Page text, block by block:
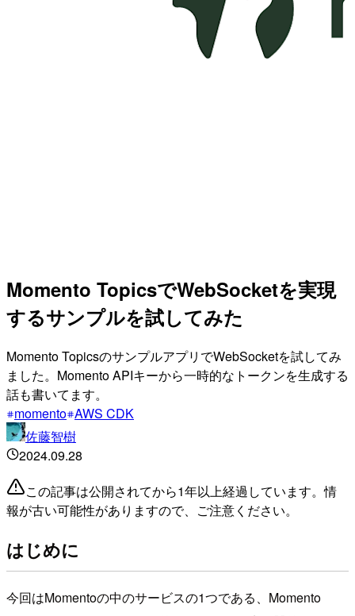
Momento TopicsでWebSocketを実現
するサンプルを試してみた
Momento TopicsのサンプルアプリでWebSocketを試してみ
ました。Momento APIキーから一時的なトークンを生成する
話も書いてます。
momento AWS CDK
佐藤智樹
2024.09.28
この記事は公開されてから1年以上経過しています。情
報が古い可能性がありますので、ご注意ください。
はじめに
今回はMomentoの中のサービスの1つである、Momento